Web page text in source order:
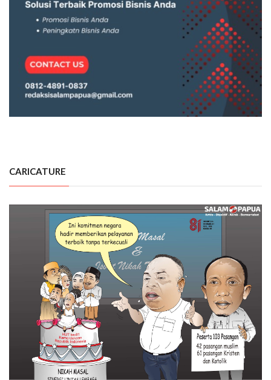
CARICATURE